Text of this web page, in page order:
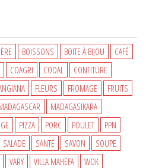
BOISSONS BOITE À BIJOU
CAFÉ
COAGRI CODAL
CONFITURE
FLEURS FROMAGE
FRUITS
MADAGASIKARA
PIZZA PORC POULET
PPN
SALADE SANTÉ SAVON
SOUPE
VARY VILLA MAHEFA WOK